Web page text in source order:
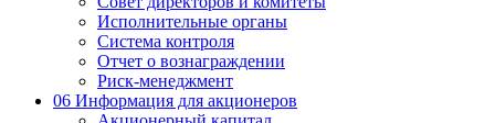
Исполнительные органы
Система контроля
Отчет о вознаграждении
Риск-менеджмент
06 Информация для акционеров